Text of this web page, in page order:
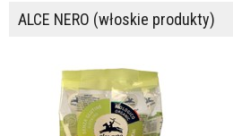
ALCE NERO (włoskie produkty)